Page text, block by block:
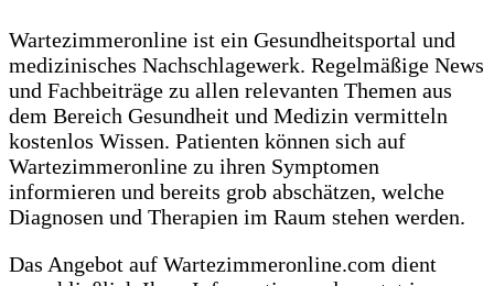
Wartezimmeronline ist ein Gesundheitsportal und
medizinisches Nachschlagewerk. Regelmäßige News
und Fachbeiträge zu allen relevanten Themen aus
dem Bereich Gesundheit und Medizin vermitteln
kostenlos Wissen. Patienten können sich auf
Wartezimmeronline zu ihren Symptomen
informieren und bereits grob abschätzen, welche
Diagnosen und Therapien im Raum stehen werden.
Das Angebot auf Wartezimmeronline.com dient